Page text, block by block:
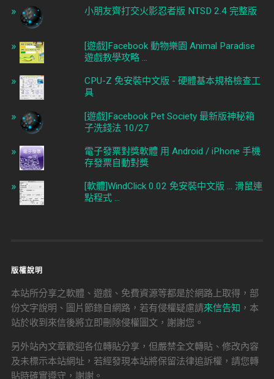
小朋友齊打交火影忍者版 NTSD 2.4 完整版
[遊戲]Facebook 動物樂園 Animal Paradise
遊戲教學攻略 ...
CPU-Z 免安裝中文版 - 硬體基本規格檢查工
具
[遊戲]Facebook Pet Society 最新版神秘箱
子洗錢法 10/27
電子發票對獎軟體 用 Android / iPhone 手機
存發票自動對獎
[軟體]WindClick 0.02 免安裝中文版 ... 滑鼠連
點程式 ...
版權說明
本站所分享之軟體、遊戲、免費資源等都是於網路上取得，部
份文字說明、圖片節錄自網路，若有侵權疑慮請來信告知 ，本
站於收到來信後將立即刪除侵權圖文，謝謝您。
另外站內文章歡迎各位轉貼分享，但嚴禁全文轉貼、修改內容
及未標示本站網址，若經發現本站將保留法律追訴權，請您轉
貼時確實遵守，謝謝。